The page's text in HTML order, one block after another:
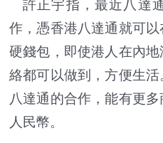
許正宇指，最近八達
作，憑香港八達通就可
硬錢包，即使港人在內
絡都可以做到，方便生
八達通的合作，能有更
人民幣。